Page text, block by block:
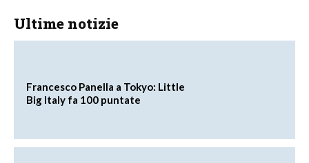
Ultime notizie
Francesco Panella a Tokyo: Little
Big Italy fa 100 puntate